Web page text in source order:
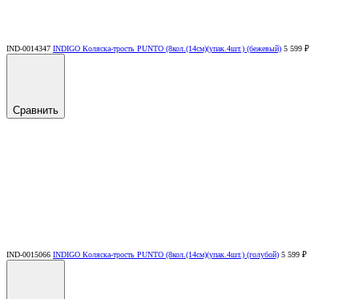
IND-0014347 INDIGO Коляска-трость PUNTO (8кол.(14см)(упак.4шт.) (бежевый) 5 599 ₽
Сравнить
IND-0015066 INDIGO Коляска-трость PUNTO (8кол.(14см)(упак.4шт.) (голубой) 5 599 ₽